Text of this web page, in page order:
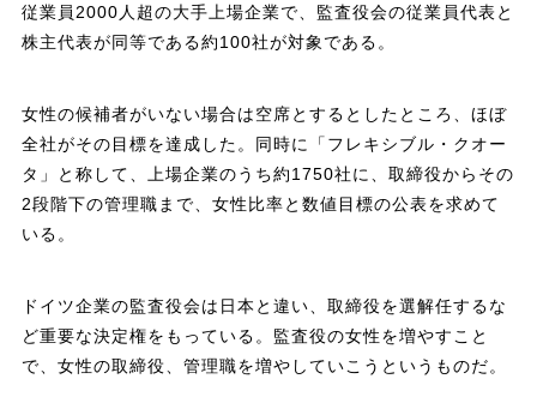
従業員2000人超の大手上場企業で、監査役会の従業員代表と
株主代表が同等である約100社が対象である。
女性の候補者がいない場合は空席とするとしたところ、ほぼ
全社がその目標を達成した。同時に「フレキシブル・クオー
タ」と称して、上場企業のうち約1750社に、取締役からその
2段階下の管理職まで、女性比率と数値目標の公表を求めて
いる。
ドイツ企業の監査役会は日本と違い、取締役を選解任するな
ど重要な決定権をもっている。監査役の女性を増やすこと
で、女性の取締役、管理職を増やしていこうというものだ。